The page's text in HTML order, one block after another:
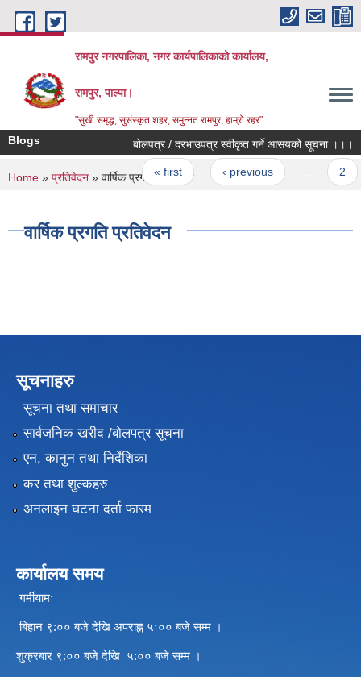
Skip to main content
रामपुर नगरपालिका, नगर कार्यपालिकाको कार्यालय,
रामपुर, पाल्पा।
"सुखी समृद्ध, सुसंस्कृत शहर, समुन्नत रामपुर, हाम्रो रहर"
Blogs बोलपत्र / दरभाउपत्र स्वीकृत गर्ने आसयको सूचना ।।।
Pages
« first ‹ previous
You are here
Home » प्रतिवेदन » वार्षिक प्रगति प्रतिवेदन
वार्षिक प्रगति प्रतिवेदन
सूचनाहरु
सूचना तथा समाचार
सार्वजनिक खरीद /बोलपत्र सूचना
एन, कानुन तथा निर्देशिका
कर तथा शुल्कहरु
अनलाइन घटना दर्ता फारम
कार्यालय समय
गर्मीयामः
बिहान ९:०० बजे देखि अपराह्न ५ः०० बजे सम्म ।
शुक्रबार ९:०० बजे देखि ५:०० बजे सम्म ।